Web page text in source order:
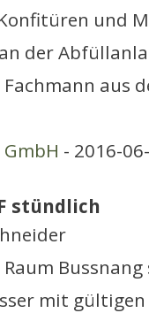
und
der
aus
- 2016-
stündlich
mit